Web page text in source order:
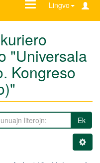
Lingvo
Ŝanĝu
"Universala
Kongreso
Ek